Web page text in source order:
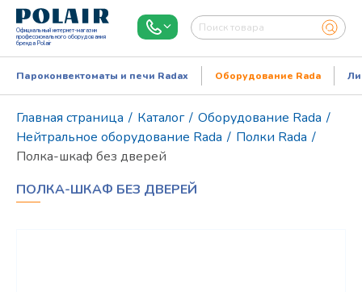
Официальный интернет-магазин
профессионального оборудования
бренда Polair
Пароконвектоматы и печи Radax Оборудование Rada
Главная страница / Каталог / Оборудование Rada /
Нейтральное оборудование Rada / Полки Rada /
Полка-шкаф без дверей
ПОЛКА-ШКАФ БЕЗ ДВЕРЕЙ